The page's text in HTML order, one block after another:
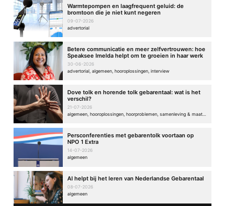
Warmtepompen en laagfrequent geluid: de
bromtoon die je niet kunt negeren
09-07-2026
advertorial
Betere communicatie en meer zelfvertrouwen: hoe
Speaksee Imelda helpt om te groeien in haar werk
30-06-2026
advertorial, algemeen, hooroplossingen, interview
Dove tolk en horende tolk gebarentaal: wat is het
verschil?
21-07-2026
Persconferenties met gebarentolk voortaan op
NPO 1 Extra
14-07-2026
algemeen
AI helpt bij het leren van Nederlandse Gebarentaal
08-07-2026
algemeen